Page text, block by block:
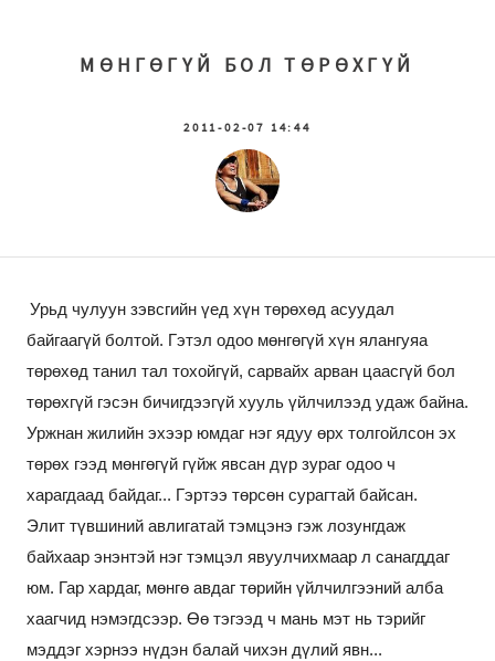
МӨНГӨГҮЙ БОЛ ТӨРӨХГҮЙ
2011-02-07 14:44
Урьд чулуун зэвсгийн үед хүн төрөхөд асуудал
байгаагүй болтой. Гэтэл одоо мөнгөгүй хүн ялангуяа
төрөхөд танил тал тохойгүй, сарвайх арван цаасгүй бол
төрөхгүй гэсэн бичигдээгүй хууль үйлчилээд удаж байна.
Уржнан жилийн эхээр юмдаг нэг ядуу өрх толгойлсон эх
төрөх гээд мөнгөгүй гүйж явсан дүр зураг одоо ч
харагдаад байдаг... Гэртээ төрсөн сурагтай байсан.
Элит түвшиний авлигатай тэмцэнэ гэж лозунгдаж
байхаар энэнтэй нэг тэмцэл явуулчихмаар л санагддаг
юм. Гар хардаг, мөнгө авдаг төрийн үйлчилгээний алба
хаагчид нэмэгдсээр. Өө тэгээд ч мань мэт нь тэрийг
мэддэг хэрнээ нүдэн балай чихэн дүлий явн...